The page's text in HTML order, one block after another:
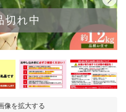
切れ中
像を拡大する